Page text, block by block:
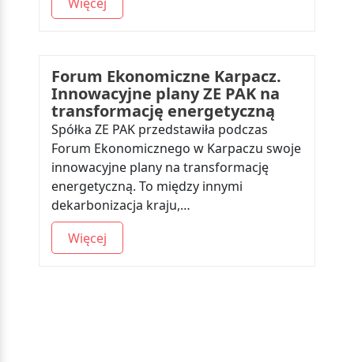
Forum Ekonomiczne Karpacz.
Innowacyjne plany ZE PAK na
transformację energetyczną
Spółka ZE PAK przedstawiła podczas
Forum Ekonomicznego w Karpaczu swoje
innowacyjne plany na transformację
energetyczną. To między innymi
dekarbonizacja kraju,…
Więcej